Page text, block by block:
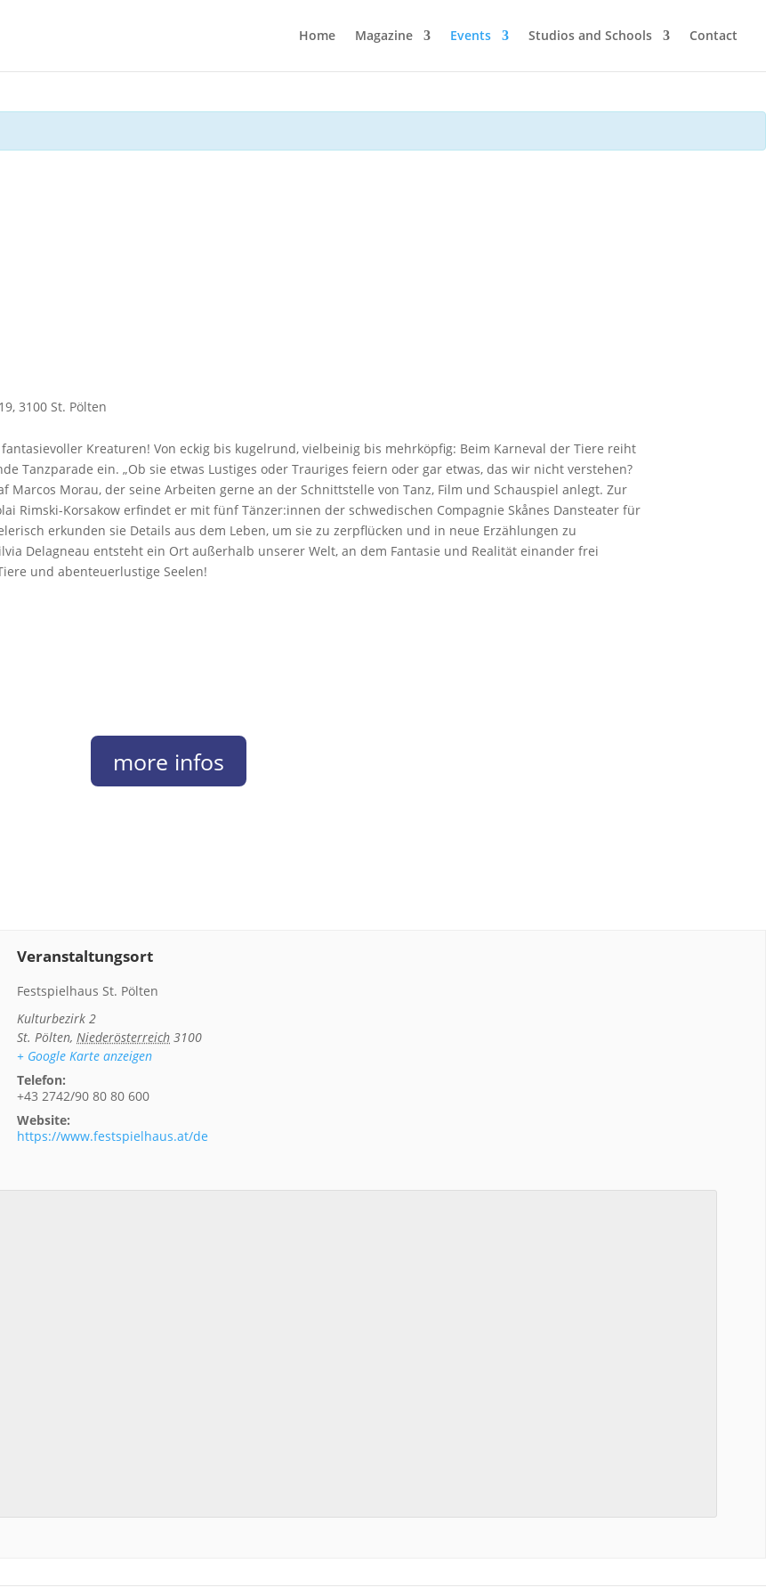
Home Magazine Events Studios and Schools Contact
3100 St. Pölten
Kreaturen! Von eckig bis kugelrund, vielbeinig bis mehrköpfig: Beim Karneval der Tiere reiht
Tanzparade ein. „Ob sie etwas Lustiges oder Trauriges feiern oder gar etwas, das wir nicht verstehen?
Marcos Morau, der seine Arbeiten gerne an der Schnittstelle von Tanz, Film und Schauspiel anlegt. Zur
Rimski-Korsakow erfindet er mit fünf Tänzer:innen der schwedischen Compagnie Skånes Dansteater für
erkunden sie Details aus dem Leben, um sie zu zerpflücken und in neue Erzählungen zu
Delagneau entsteht ein Ort außerhalb unserer Welt, an dem Fantasie und Realität einander frei
und abenteuerlustige Seelen!
more infos
Veranstaltungsort
Festspielhaus St. Pölten
Kulturbezirk 2
St. Pölten, Niederösterreich 3100
+ Google Karte anzeigen
Telefon:
+43 2742/90 80 80 600
Website:
https://www.festspielhaus.at/de